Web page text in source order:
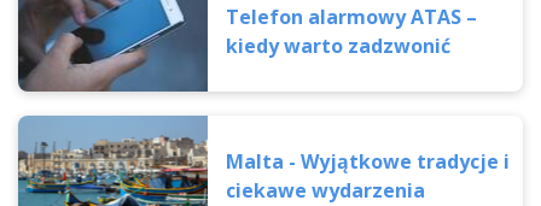
Telefon alarmowy ATAS –
kiedy warto zadzwonić
Malta - Wyjątkowe tradycje i
ciekawe wydarzenia